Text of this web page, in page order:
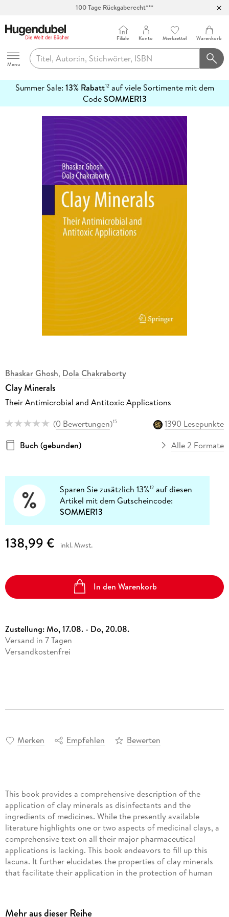
100 Tage Rückgaberecht***
Hugendubel
Menu
Filiale Konto Merkzettel Warenkorb
Summer Sale: 13% Rabatt12auf viele Sortimente mit dem
CodeSOMMER13
erfahren
Bhaskar Ghosh, Dola Chakraborty
Clay Minerals
Their Antimicrobial and Antitoxic Applications
(0 Bewertungen)15
1390 Lesepunkte
Buch (gebunden)
Alle 2 Formate
Sparen Sie zusätzlich 13%12 auf diesen
Artikel mit dem Gutscheincode:
SOMMER13
138,99 € inkl. Mwst.
In den Warenkorb
Zustellung:Mo, 17.08. - Do, 20.08.
Versand in 7 Tagen
Versandkostenfrei
Merken Empfehlen Bewerten
This book provides a comprehensive description of the
application of clay minerals as disinfectants and the
ingredients of medicines. While the presently available
literature highlights one or two aspects of medicinal clays, a
comprehensive text on all their major pharmaceutical
applications is lacking. This book endeavors to fill up this
lacuna. It further elucidates the properties of clay minerals
that facilitate their application in the protection of human
Mehr aus dieser Reihe